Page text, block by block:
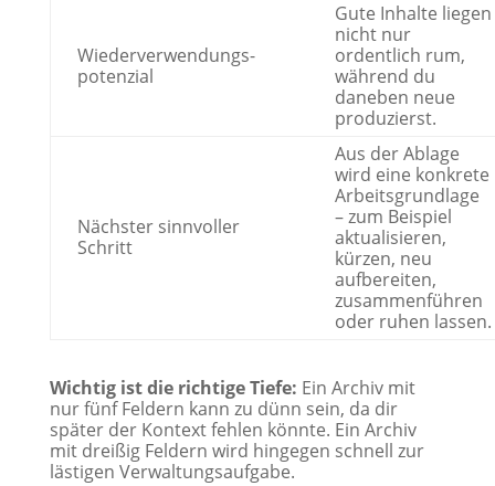
Wiederverwendungs-
potenzial
Gute Inhalte liegen
nicht nur
ordentlich rum,
während du
daneben neue
produzierst.
Nächster sinnvoller
Schritt
Aus der Ablage
wird eine konkrete
Arbeitsgrundlage
– zum Beispiel
aktualisieren,
kürzen, neu
aufbereiten,
zusammenführen
oder ruhen lassen.
Wichtig ist die richtige Tiefe: Ein Archiv mit
nur fünf Feldern kann zu dünn sein, da dir
später der Kontext fehlen könnte. Ein Archiv
mit dreißig Feldern wird hingegen schnell zur
lästigen Verwaltungsaufgabe.